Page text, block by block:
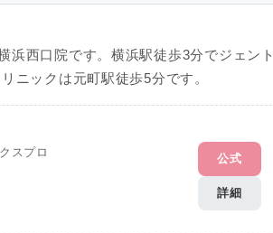
浜西口院です。横浜駅徒歩3分でジェント
ニックは元町駅徒歩5分です。
スプロ 公式
詳細